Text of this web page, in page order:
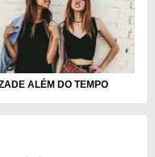
ALÉM DO TEMPO